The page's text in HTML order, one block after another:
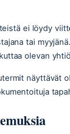
ei löydy
tai
olevan
näyttävät